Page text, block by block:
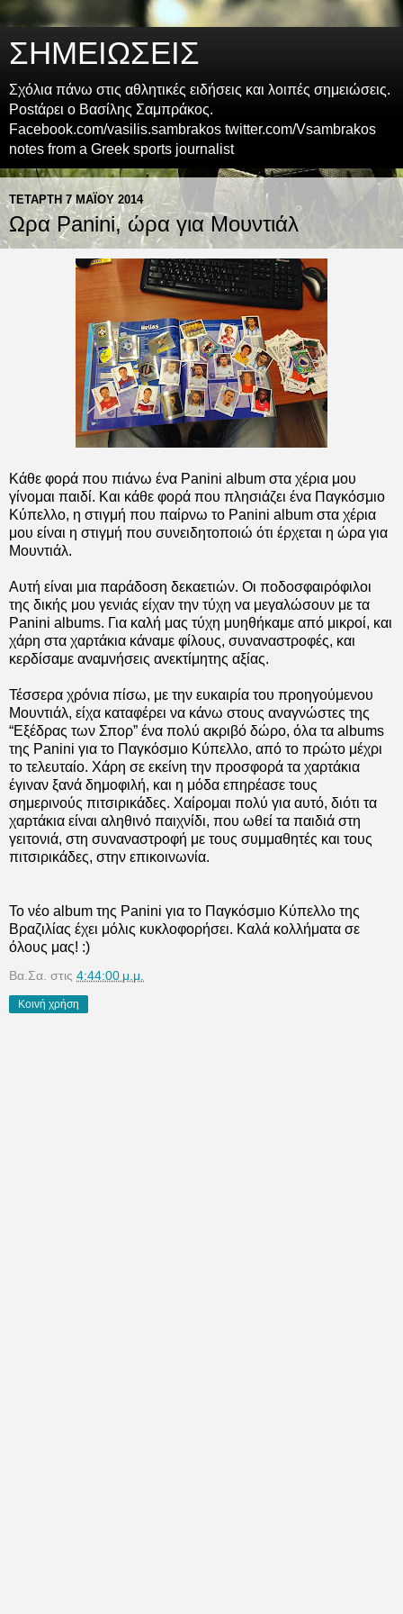
ΣΗΜΕΙΩΣΕΙΣ
Σχόλια πάνω στις αθλητικές ειδήσεις και λοιπές σημειώσεις.
Postάρει ο Βασίλης Σαμπράκος.
Facebook.com/vasilis.sambrakos twitter.com/Vsambrakos
notes from a Greek sports journalist
ΤΕΤΆΡΤΗ 7 ΜΑΪ́ΟΥ 2014
Ωρα Panini, ώρα για Μουντιάλ
Κάθε φορά που πιάνω ένα Panini album στα χέρια μου
γίνομαι παιδί. Και κάθε φορά που πλησιάζει ένα Παγκόσμιο
Κύπελλο, η στιγμή που παίρνω το Panini album στα χέρια
μου είναι η στιγμή που συνειδητοποιώ ότι έρχεται η ώρα για
Μουντιάλ.
Αυτή είναι μια παράδοση δεκαετιών. Οι ποδοσφαιρόφιλοι
της δικής μου γενιάς είχαν την τύχη να μεγαλώσουν με τα
Panini albums. Για καλή μας τύχη μυηθήκαμε από μικροί, και
χάρη στα χαρτάκια κάναμε φίλους, συναναστροφές, και
κερδίσαμε αναμνήσεις ανεκτίμητης αξίας.
Τέσσερα χρόνια πίσω, με την ευκαιρία του προηγούμενου
Μουντιάλ, είχα καταφέρει να κάνω στους αναγνώστες της
“Εξέδρας των Σπορ” ένα πολύ ακριβό δώρο, όλα τα albums
της Panini για το Παγκόσμιο Κύπελλο, από το πρώτο μέχρι
το τελευταίο. Χάρη σε εκείνη την προσφορά τα χαρτάκια
έγιναν ξανά δημοφιλή, και η μόδα επηρέασε τους
σημερινούς πιτσιρικάδες. Χαίρομαι πολύ για αυτό, διότι τα
χαρτάκια είναι αληθινό παιχνίδι, που ωθεί τα παιδιά στη
γειτονιά, στη συναναστροφή με τους συμμαθητές και τους
πιτσιρικάδες, στην επικοινωνία.
Το νέο album της Panini για το Παγκόσμιο Κύπελλο της
Βραζιλίας έχει μόλις κυκλοφορήσει. Καλά κολλήματα σε
όλους μας! :)
Βα.Σα. στις 4:44:00 μ.μ.
Κοινή χρήση